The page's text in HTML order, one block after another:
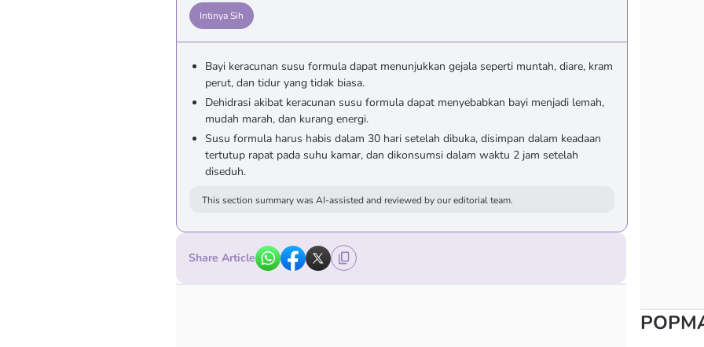
Intinya Sih
Bayi keracunan susu formula dapat menunjukkan gejala seperti muntah, diare, kram
perut, dan tidur yang tidak biasa.
Dehidrasi akibat keracunan susu formula dapat menyebabkan bayi menjadi lemah,
mudah marah, dan kurang energi.
Susu formula harus habis dalam 30 hari setelah dibuka, disimpan dalam keadaan
tertutup rapat pada suhu kamar, dan dikonsumsi dalam waktu 2 jam setelah
diseduh.
This section summary was AI-assisted and reviewed by our editorial team.
Share Article